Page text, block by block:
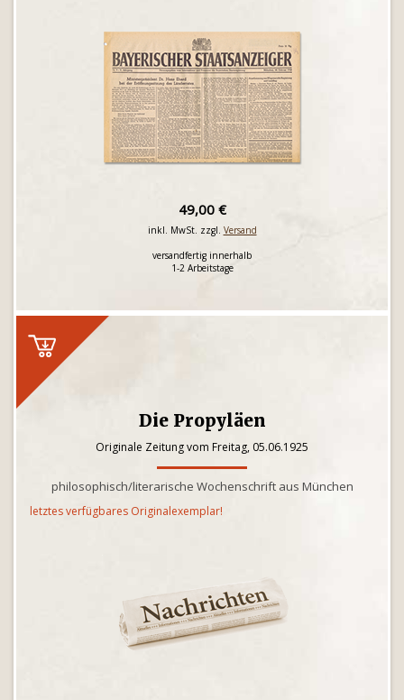
49,00 €
inkl. MwSt. zzgl. Versand
versandfertig innerhalb
1-2 Arbeitstage
Die Propyläen
Originale Zeitung vom Freitag, 05.06.1925
philosophisch/literarische Wochenschrift aus München
letztes verfügbares Originalexemplar!